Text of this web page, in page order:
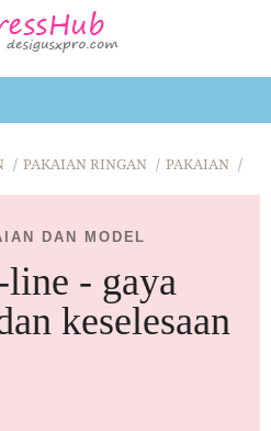
PAKAIAN RINGAN
PAKAIAN
DAN MODEL
- gaya
keselesaan